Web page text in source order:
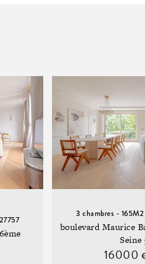
3 chambres - 165M2
boulevard Maurice
Seine
16000